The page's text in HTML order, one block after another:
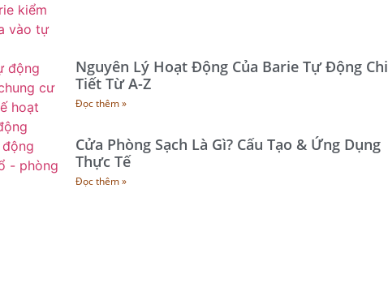
Nguyên Lý Hoạt Động Của Barie Tự Động Chi
Tiết Từ A-Z
Đọc thêm »
Cửa Phòng Sạch Là Gì? Cấu Tạo & Ứng Dụng
Thực Tế
Đọc thêm »